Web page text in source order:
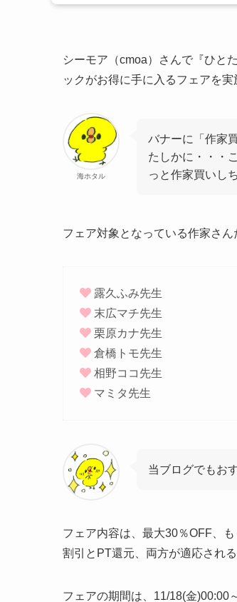
シーモア（cmoa）さんで『ひと
ックがお得に手に入るフェアを実
海ホタル
バナーに「作家
たしかに・・・
っと作家買いし
フェア対象となっている作家さん
露久ふみ先生
末広マチ先生
栗原カナ先生
倉橋トモ先生
相野ココ先生
マミタ先生
当ブログでもお
フェア内容は、最大30％OFF、
割引とPT還元、両方が適応され
フェアの期間は、11/18(金)00:00